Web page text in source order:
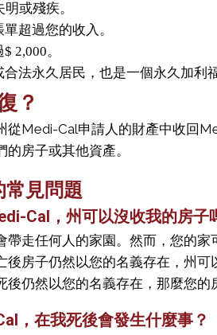
或殘疾。
超過您的收入。
2,000。
法永久居民，也是一個永久加利
？
從Medi-Cal申請人的財產中收回
房子或其他資產。
常見問題
Cal，州可以沒收我的房子
帶走任何人的家園。然而，您的
後房子仍然以您的名義存在，州
後仍然以您的名義存在，那麼您
，在我死後會發生什麼事？